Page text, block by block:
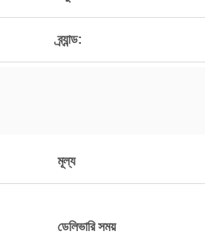
ব্র্যান্ড:
মূল্য
ডেলিভারি সময়